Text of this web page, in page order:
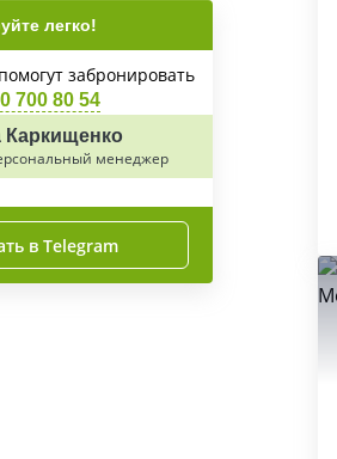
легко!
забронировать
700 80 54
Каркищенко
менеджер
в Telegram